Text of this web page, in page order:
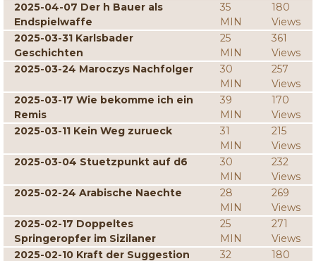
2025-04-07 Der h Bauer als
Endspielwaffe
35
MIN
180
Views
2025-03-31 Karlsbader
Geschichten
25
MIN
361
Views
2025-03-24 Maroczys Nachfolger
30
MIN
257
Views
2025-03-17 Wie bekomme ich ein
Remis
39
MIN
170
Views
2025-03-11 Kein Weg zurueck
31
MIN
215
Views
2025-03-04 Stuetzpunkt auf d6
30
MIN
232
Views
2025-02-24 Arabische Naechte
28
MIN
269
Views
2025-02-17 Doppeltes
Springeropfer im Sizilaner
25
MIN
271
Views
2025-02-10 Kraft der Suggestion
32
180